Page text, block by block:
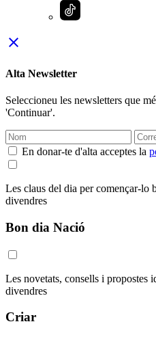
close
Alta Newsletter
Seleccioneu les newsletters que
'Continuar'.
En donar-te d'alta acceptes la
Les claus del dia per començar-lo
divendres
Bon dia Nació
Les novetats, consells i propostes
divendres
Criar